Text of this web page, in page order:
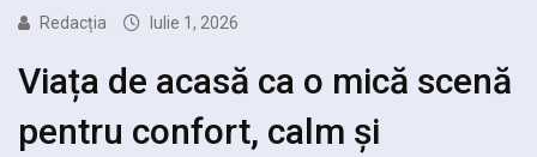
Redacția Iulie 1, 2026
Viața de acasă ca o mică scenă
pentru confort, calm și